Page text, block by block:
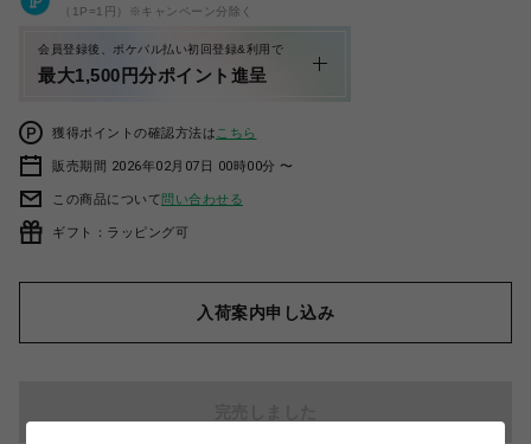
（1P=1円）※キャンペーン分除く
会員登録後、ポケパル払い初回登録&利用で
最大1,500円分ポイント進呈
獲得ポイントの確認方法は こちら
販売期間 2026年02月07日 00時00分 〜
この商品について問い合わせる
ギフト：ラッピング可
入荷案内申し込み